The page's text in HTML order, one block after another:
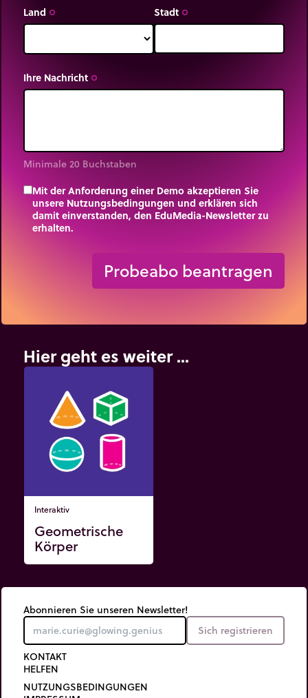
Land trip_origin Stadt trip_origin
Ihre Nachricht trip_origin
Minimale 20 Buchstaben
Mit der Anforderung einer Demo akzeptieren Sie
unsere Nutzungsbedingungen und erklären sich
damit einverstanden, den EduMedia-Newsletter zu
erhalten.
Probeabo beantragen
Hier geht es weiter ...
Interaktiv
Geometrische
Körper
Abonnieren Sie unseren Newsletter!
Sich registrieren
KONTAKT
HELFEN
NUTZUNGSBEDINGUNGEN